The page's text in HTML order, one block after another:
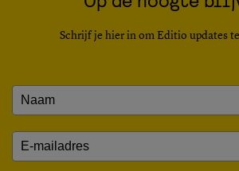
Schrijf je hier in om Editio updates